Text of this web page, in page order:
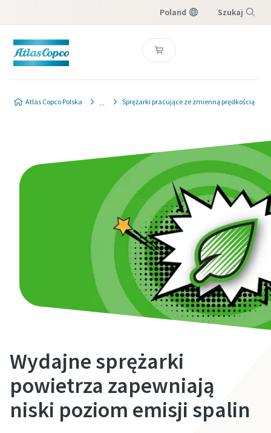
Poland Szukaj
Atlas Copco Polska Sprężarki pracujące ze zmienną prędkością
Wydajne sprężarki
powietrza zapewniają
niski poziom emisji spalin